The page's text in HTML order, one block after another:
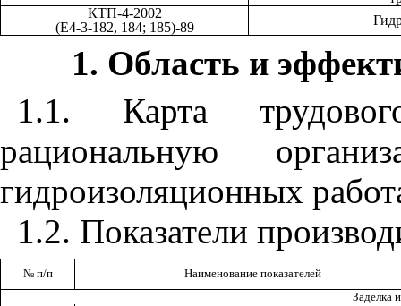
КТП-4-2002
(Е4-3-182, 184; 185)-89
1. Область и
1.1. Карта
рациональную
гидроизоляционных
1.2. Показатели
№ п/п
Наименование показателей
Заделка